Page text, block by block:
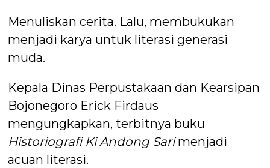
Menuliskan cerita. Lalu, membukukan
menjadi karya untuk literasi generasi
muda.
Kepala Dinas Perpustakaan dan Kearsipan
Bojonegoro Erick Firdaus
mengungkapkan, terbitnya buku
Historiografi Ki Andong Sarimenjadi
acuan literasi.